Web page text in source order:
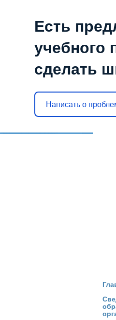
Есть
учебного
сделать
Написать о